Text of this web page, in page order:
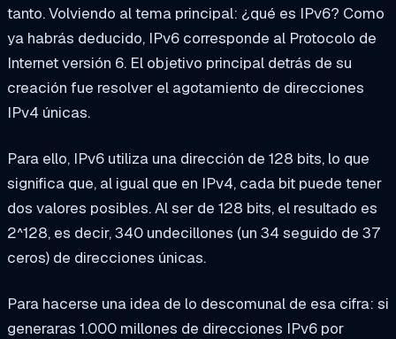
tanto. Volviendo al tema principal: ¿qué es IPv6? Como
ya habrás deducido, IPv6 corresponde al Protocolo de
Internet versión 6. El objetivo principal detrás de su
creación fue resolver el agotamiento de direcciones
IPv4 únicas.
Para ello, IPv6 utiliza una dirección de 128 bits, lo que
significa que, al igual que en IPv4, cada bit puede tener
dos valores posibles. Al ser de 128 bits, el resultado es
2^128, es decir, 340 undecillones (un 34 seguido de 37
ceros) de direcciones únicas.
Para hacerse una idea de lo descomunal de esa cifra: si
generaras 1.000 millones de direcciones IPv6 por